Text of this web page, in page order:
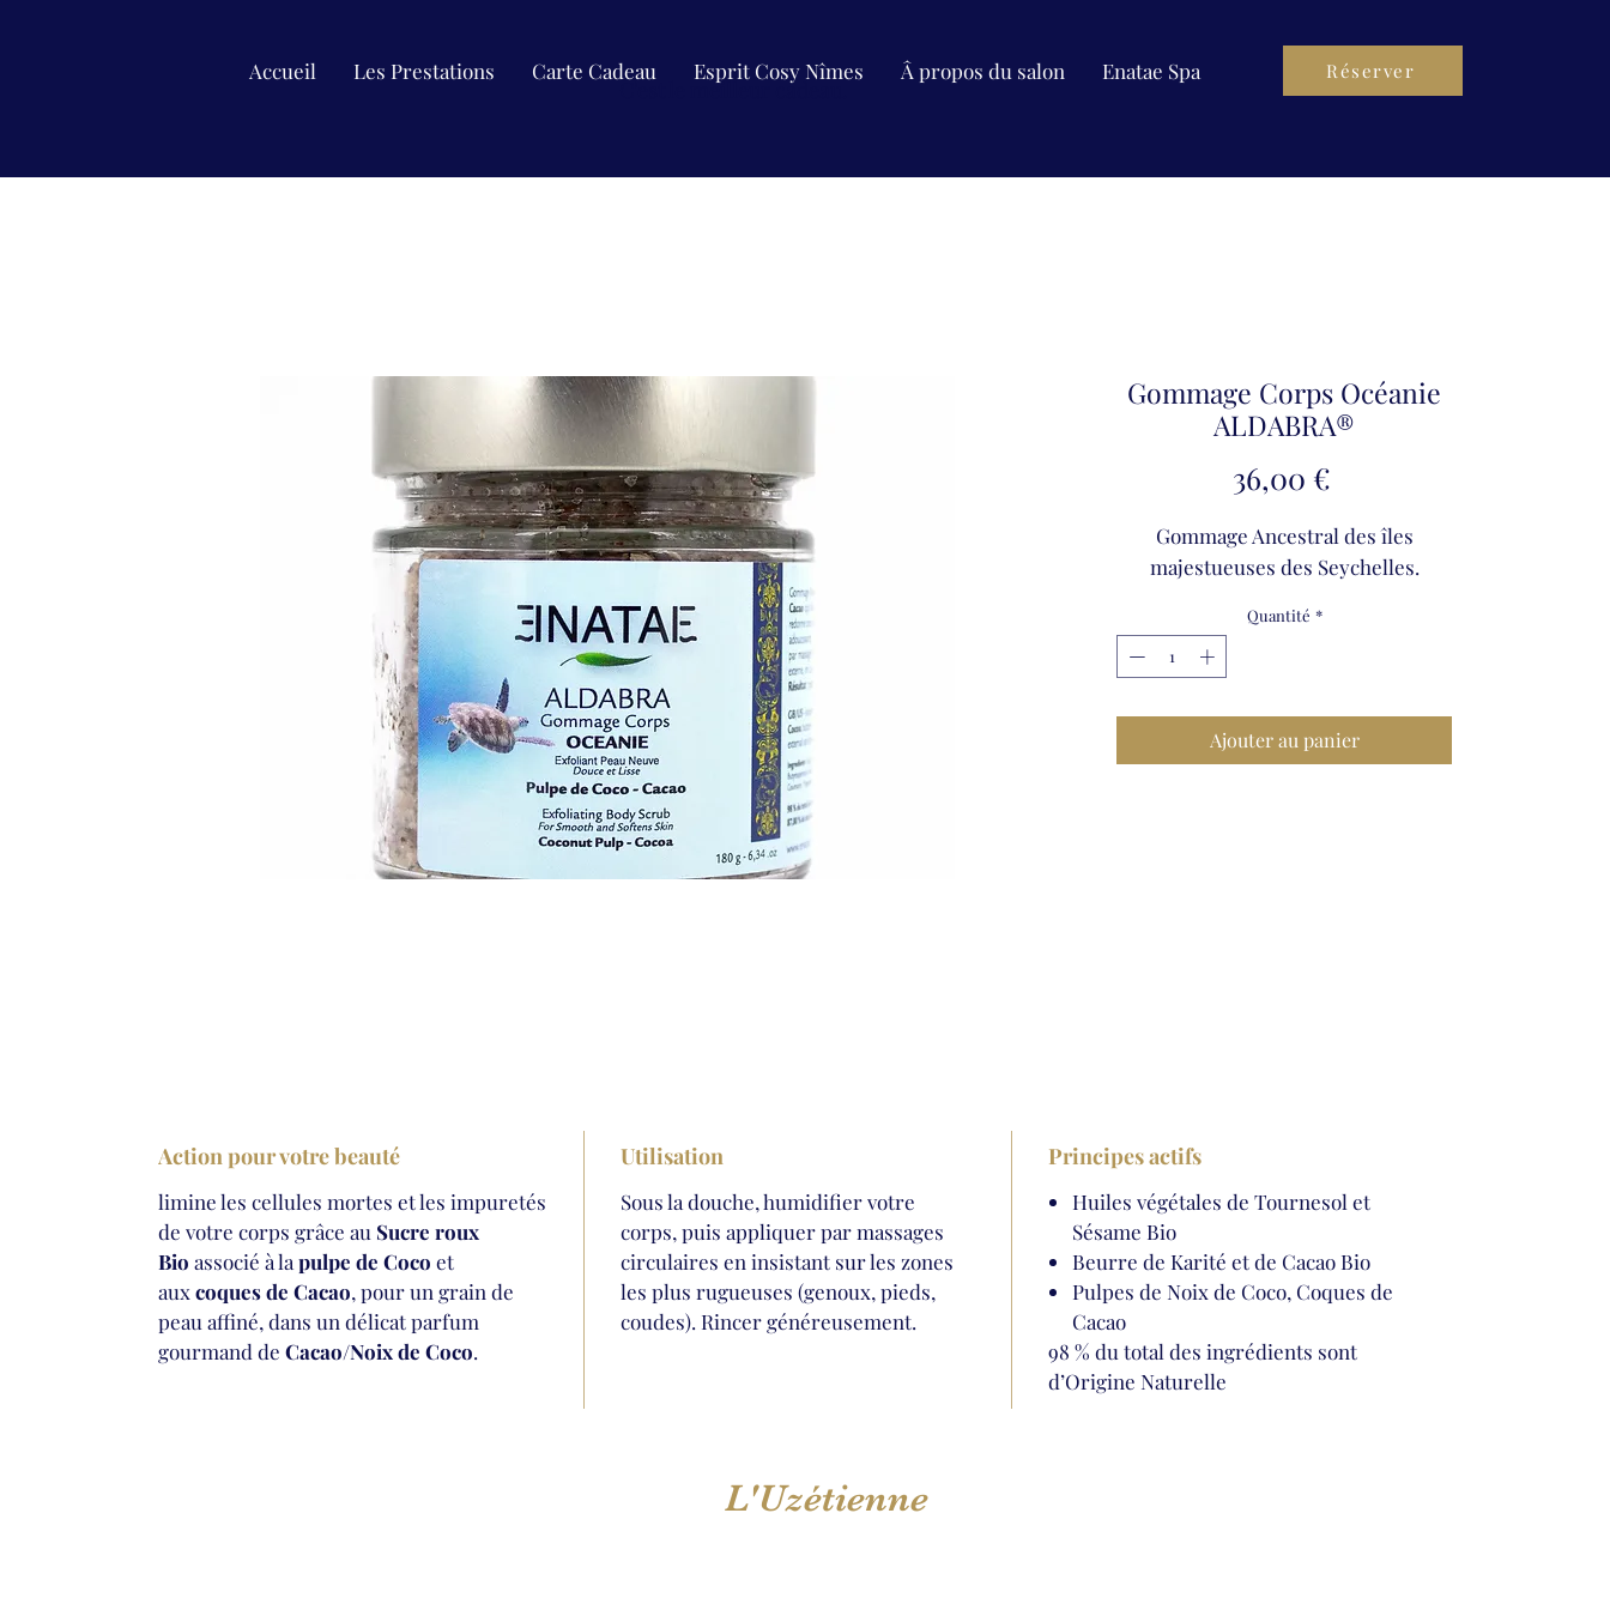
Accueil Les Prestations Carte Cadeau Esprit Cosy Nîmes Â propos du salon Enatae Spa Réserver
C'est le meilleur cadeau.
Gommage Corps Océanie
ALDABRA®
36,00 €Prix
Gommage Ancestral des îles
majestueuses des Seychelles.
Quantité *
Ajouter au panier
Action pour votre beauté
limine les cellules mortes et les impuretés
de votre corps grâce au Sucre roux
Bio associé à la pulpe de Coco et
aux coques de Cacao, pour un grain de
peau affiné, dans un délicat parfum
gourmand de Cacao/Noix de Coco.
Utilisation
Sous la douche, humidifier votre
corps, puis appliquer par massages
circulaires en insistant sur les zones
les plus rugueuses (genoux, pieds,
coudes). Rincer généreusement.
Principes actifs
Huiles végétales de Tournesol et
Sésame Bio
Beurre de Karité et de Cacao Bio
Pulpes de Noix de Coco, Coques de
Cacao
98 % du total des ingrédients sont
d’Origine Naturelle
L'Uzétienne